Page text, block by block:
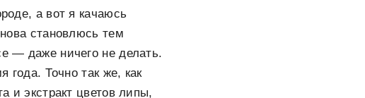
а вот я качаюсь
становлюсь тем
— даже ничего не делать.
года. Точно так же, как
и экстракт цветов липы,